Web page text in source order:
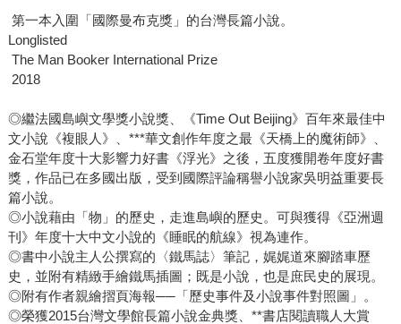
推薦，榮登全國年度暢銷小說，根據作者史蒂芬‧羅利真實經
歷，他唯一的朋友是愛犬莉莉，生活中一直有牠相伴，直到
有天莉莉的腦袋上長了一顆腫瘤，「牠們付出一生陪你一
努力把心打開的故事。 雖然還沒有準備好，也請微笑告別
生命中無可避免的傷痛，竟能引導我們愛人與被愛的能力。
原來，面對傷痛的時候，我們其實很勇敢。坦然面對心碎是
一種勇敢；接受一無所有是一種勇敢；在絕望中堅持到底是
一種勇敢；決定原諒自己是一種勇敢……而真正巨大的勇敢
是－－正對著恐懼，瞪視它。《2018740963668》 臺灣第一
位曾身為「關懷師」和「緊急救護員」的心理學教授──陳永
儀，帶我們走進醫院、在緊急救護現場，看見那些生命中突
至的交會路口，她在現場，目睹發生的一切，用心理學的角
度給予協助，用真實的筆觸和故事，告訴我們，真實人生往
第一本入圍「國際曼布克獎」的台灣長篇小說。
Longlisted
The Man Booker International Prize
2018
◎繼法國島嶼文學獎小說獎、《Time Out Beijing》百年來最佳中
文小說《複眼人》、***華文創作年度之最《天橋上的魔術師》、
金石堂年度十大影響力好書《浮光》之後，五度獲開卷年度好書
獎，作品已在多國出版，受到國際評論稱譽小說家吳明益重要長
篇小說。
◎小說藉由「物」的歷史，走進島嶼的歷史。可與獲得《亞洲週
刊》年度十大中文小說的《睡眠的航線》視為連作。
◎書中小說主人公撰寫的〈鐵馬誌〉筆記，娓娓道來腳踏車歷
史，並附有精緻手繪鐵馬插圖；既是小說，也是庶民史的展現。
◎附有作者親繪摺頁海報──「歷史事件及小說事件對照圖」。
◎榮獲2015台灣文學館長篇小說金典獎、**書店閱讀職人大賞